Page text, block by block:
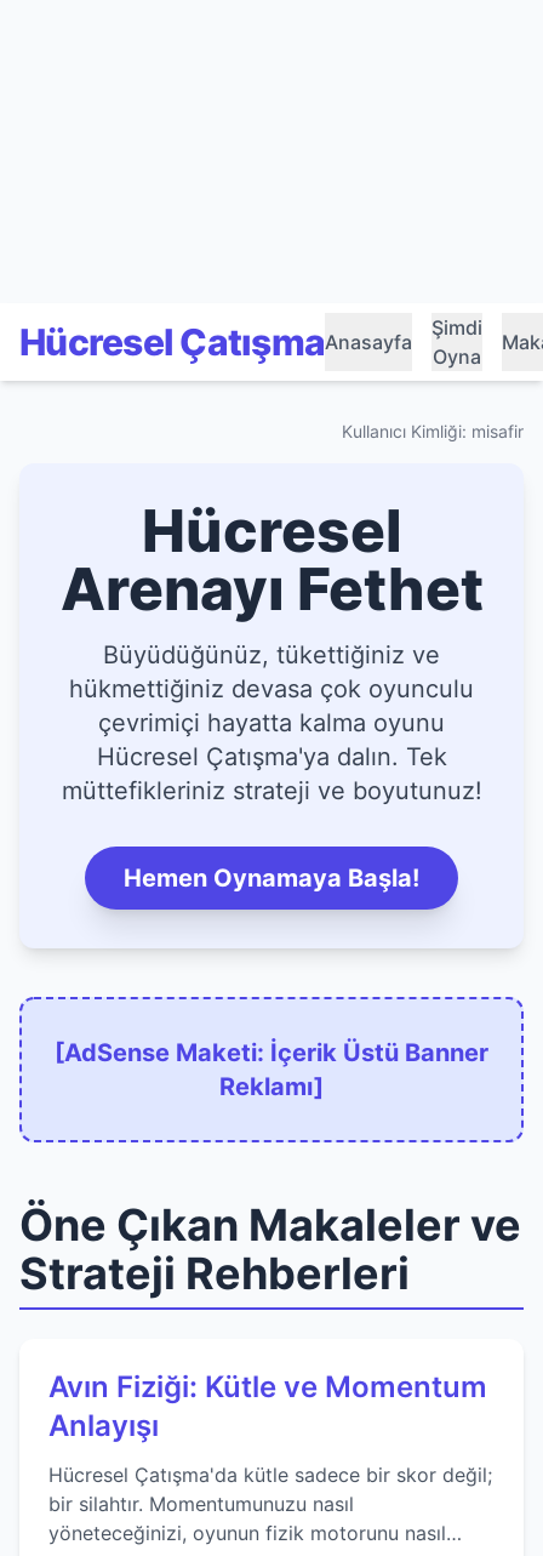
Hücresel ÇatışmaAnasayfa
Şimdi
Oyna
Kullanıcı Kimliği: misafir
Hücresel
Arenayı Fethet
Büyüdüğünüz, tükettiğiniz ve
hükmettiğiniz devasa çok oyunculu
çevrimiçi hayatta kalma oyunu
Hücresel Çatışma'ya dalın. Tek
müttefikleriniz strateji ve boyutunuz!
Hemen Oynamaya Başla!
[AdSense Maketi: İçerik Üstü Banner
Reklamı]
Öne Çıkan Makaleler ve
Strateji Rehberleri
Avın Fiziği: Kütle ve Momentum
Anlayışı
Hücresel Çatışma'da kütle sadece bir skor değil;
bir silahtır. Momentumunuzu nasıl
yöneteceğinizi, oyunun fizik motorunu nasıl